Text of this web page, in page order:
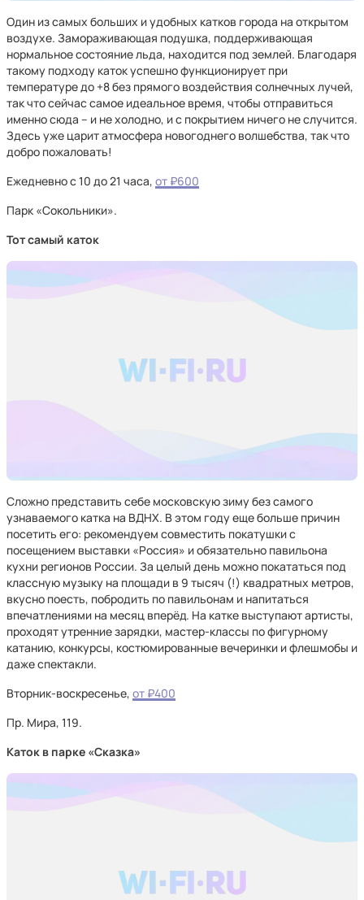
Один из самых больших и удобных катков города на открытом
воздухе. Замораживающая подушка, поддерживающая
нормальное состояние льда, находится под землей. Благодаря
такому подходу каток успешно функционирует при
температуре до +8 без прямого воздействия солнечных лучей,
так что сейчас самое идеальное время, чтобы отправиться
именно сюда – и не холодно, и с покрытием ничего не случится.
Здесь уже царит атмосфера новогоднего волшебства, так что
добро пожаловать!
Ежедневно с 10 до 21 часа, от ₽600
Парк «Сокольники».
Тот самый каток
Сложно представить себе московскую зиму без самого
узнаваемого катка на ВДНХ. В этом году еще больше причин
посетить его: рекомендуем совместить покатушки с
посещением выставки «Россия» и обязательно павильона
кухни регионов России. За целый день можно покататься под
классную музыку на площади в 9 тысяч (!) квадратных метров,
вкусно поесть, побродить по павильонам и напитаться
впечатлениями на месяц вперёд. На катке выступают артисты,
проходят утренние зарядки, мастер-классы по фигурному
катанию, конкурсы, костюмированные вечеринки и флешмобы и
даже спектакли.
Вторник-воскресенье, от ₽400
Пр. Мира, 119.
Каток в парке «Сказка»